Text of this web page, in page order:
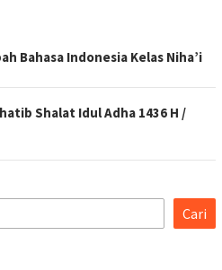
Bahasa Indonesia Kelas Niha’i
Shalat Idul Adha 1436 H /
Cari